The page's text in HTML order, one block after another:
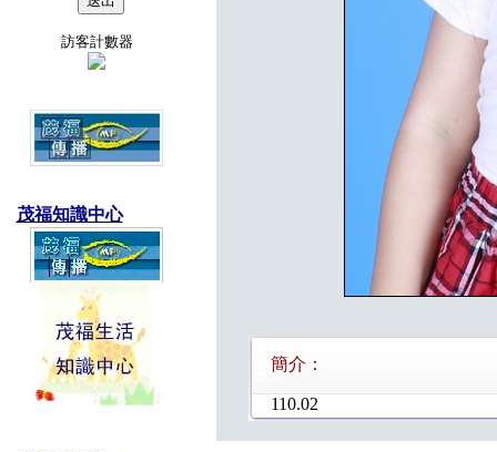
訪客計數器
茂福知識中心
簡介：
110.02